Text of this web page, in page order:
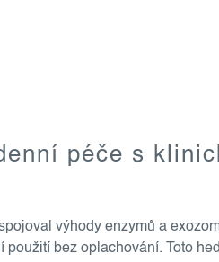
péče s
výhody enzymů a
bez oplachování. Toto